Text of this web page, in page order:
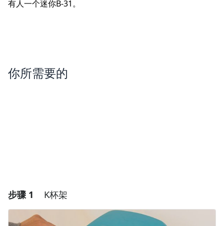
有人一个迷你B-31。
你所需要的
步骤 1 K杯架